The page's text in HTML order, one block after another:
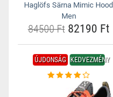
Haglöfs Särna Mimic Hood
Men
84500 Ft82190 Ft
ÚJDONSÁG KEDVEZMÉNY